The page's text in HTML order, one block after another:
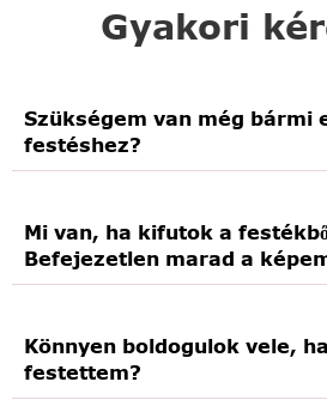
Gyakori
Szükségem van még bármi
festéshez?
Mi van, ha kifutok a
Befejezetlen marad a
Könnyen boldogulok vele,
festettem?